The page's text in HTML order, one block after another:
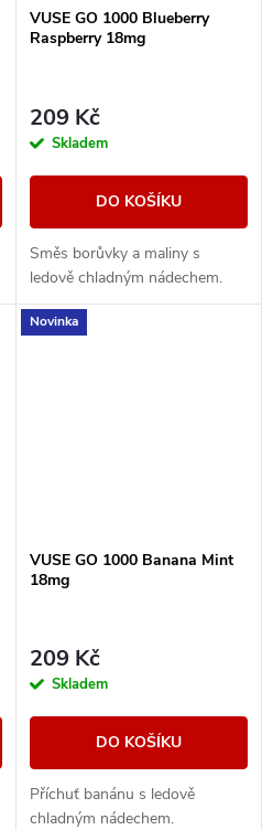
VUSE GO 1000 Blueberry
Raspberry 18mg
209 Kč
Skladem
DO KOŠÍKU
Směs borůvky a maliny s
ledově chladným nádechem.
Novinka
VUSE GO 1000 Banana Mint
18mg
209 Kč
Skladem
DO KOŠÍKU
Příchuť banánu s ledově
chladným nádechem.